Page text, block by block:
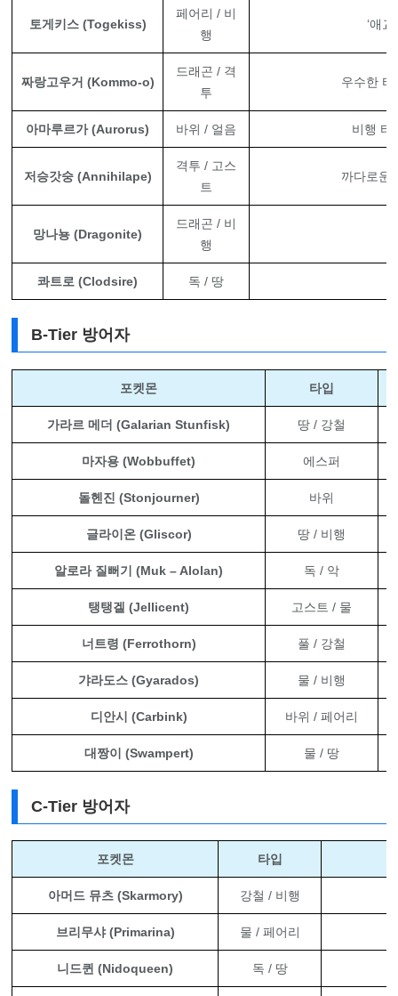
토게키스 (Togekiss)
페어리 / 비
행
‘애
짜랑고우거 (Kommo-o)
드래곤 / 격
투
우수한
아마루르가 (Aurorus) 바위 / 얼음 비행 타
저승갓숭 (Annihilape)
격투 / 고스
트
까다로운
망나뇽 (Dragonite)
드래곤 / 비
행
콰트로 (Clodsire) 독 / 땅
B-Tier 방어자
포켓몬 타입
가라르 메더 (Galarian Stunfisk) 땅 / 강철
마자용 (Wobbuffet) 에스퍼
돌헨진 (Stonjourner) 바위
글라이온 (Gliscor) 땅 / 비행
알로라 질뻐기 (Muk – Alolan) 독 / 악
탱탱겔 (Jellicent) 고스트 / 물
너트령 (Ferrothorn) 풀 / 강철
갸라도스 (Gyarados) 물 / 비행
디안시 (Carbink) 바위 / 페어리
대짱이 (Swampert) 물 / 땅
C-Tier 방어자
포켓몬 타입
아머드 뮤츠 (Skarmory) 강철 / 비행
브리무샤 (Primarina) 물 / 페어리
니드퀸 (Nidoqueen) 독 / 땅